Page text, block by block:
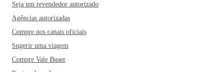
Seja um revendedor autorizado
Agências autorizadas
Compre nos canais oficiais
Sugerir uma viagem
Compre Vale Buser